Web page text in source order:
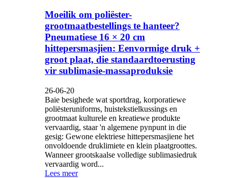
Moeilik om poliëster-
grootmaatbestellings te hanteer?
Pneumatiese 16 × 20 cm
hittepersmasjien: Eenvormige druk +
groot plaat, die standaardtoerusting
vir sublimasie-massaproduksie
26-06-20
Baie besighede wat sportdrag, korporatiewe
poliësteruniforms, huistekstielkussings en
grootmaat kulturele en kreatiewe produkte
vervaardig, staar 'n algemene pynpunt in die
gesig: Gewone elektriese hittepersmasjiene het
onvoldoende druklimiete en klein plaatgroottes.
Wanneer grootskaalse volledige sublimasiedruk
vervaardig word...
Lees meer